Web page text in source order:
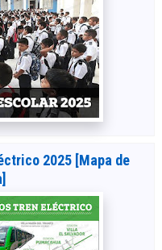
2025 [Mapa de